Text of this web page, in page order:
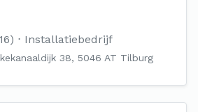
Installatiebedrijf
38, 5046 AT Tilburg